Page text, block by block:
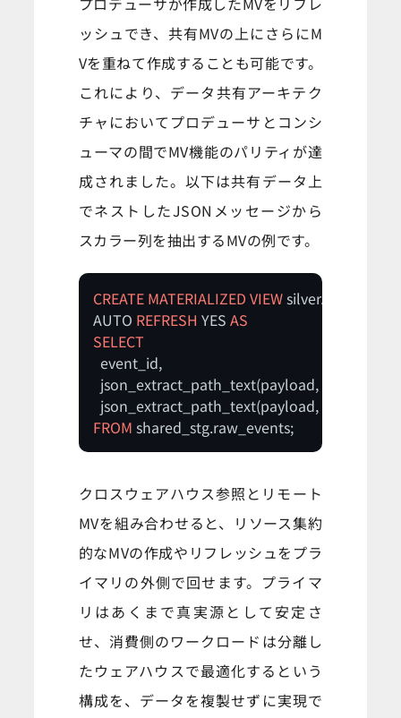
ッシュでき、共有MVの上にさらにM
Vを重ねて作成することも可能です。
これにより、データ共有アーキテク
チャにおいてプロデューサとコンシ
ューマの間でMV機能のパリティが達
成されました。以下は共有データ上
でネストしたJSONメッセージから
スカラー列を抽出するMVの例です。
CREATE MATERIALIZED VIEW silver.mv_events
AUTO REFRESH YES AS
SELECT
  event_id,
  json_extract_path_text(payload,
  json_extract_path_text(payload,
FROM shared_stg.raw_events;
クロスウェアハウス参照とリモート
MVを組み合わせると、リソース集約
的なMVの作成やリフレッシュをプラ
イマリの外側で回せます。プライマ
リはあくまで真実源として安定さ
せ、消費側のワークロードは分離し
たウェアハウスで最適化するという
構成を、データを複製せずに実現で